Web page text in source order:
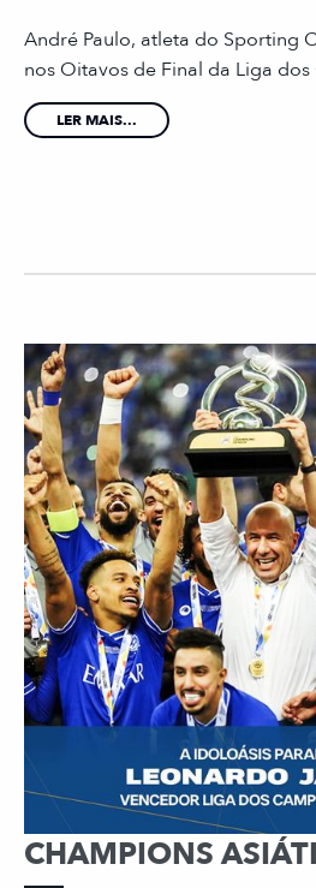
André Paulo, atleta do Sporting
nos Oitavos de Final da Liga
LER MAIS...
CHAMPIONS